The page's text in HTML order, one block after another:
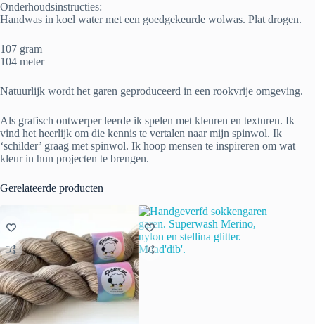
Onderhoudsinstructies:
Handwas in koel water met een goedgekeurde wolwas. Plat drogen.
107 gram
104 meter
Natuurlijk wordt het garen geproduceerd in een rookvrije omgeving.
Als grafisch ontwerper leerde ik spelen met kleuren en texturen. Ik
vind het heerlijk om die kennis te vertalen naar mijn spinwol. Ik
‘schilder’ graag met spinwol. Ik hoop mensen te inspireren om wat
kleur in hun projecten te brengen.
Gerelateerde producten